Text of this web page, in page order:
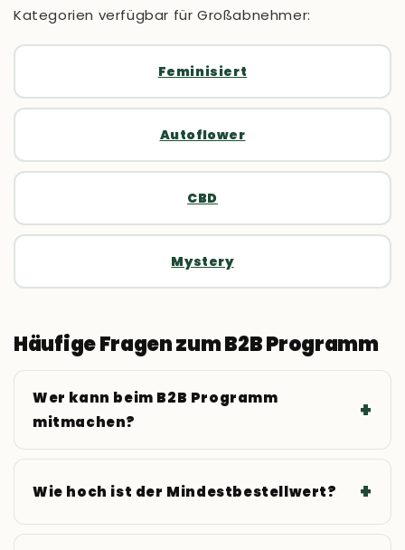
Kategorien verfügbar für Großabnehmer:
Feminisiert
Autoflower
CBD
Mystery
Häufige Fragen zum B2B Programm
Wer kann beim B2B Programm
mitmachen?
Wie hoch ist der Mindestbestellwert?